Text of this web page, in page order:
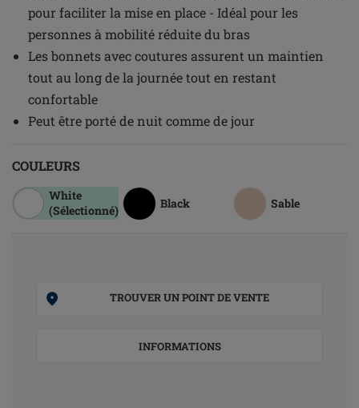
pour faciliter la mise en place - Idéal pour les
personnes à mobilité réduite du bras
Les bonnets avec coutures assurent un maintien
tout au long de la journée tout en restant
confortable
Peut être porté de nuit comme de jour
COULEURS
White
(Sélectionné)
Black Sable
TROUVER UN POINT DE VENTE
INFORMATIONS